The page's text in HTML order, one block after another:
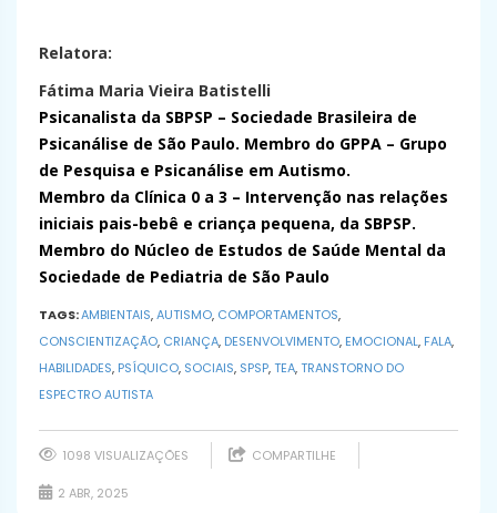
Relatora:
Fátima Maria Vieira Batistelli
Psicanalista da SBPSP – Sociedade Brasileira de
Psicanálise de São Paulo. Membro do GPPA – Grupo
de Pesquisa e Psicanálise em Autismo.
Membro da Clínica 0 a 3 – Intervenção nas relações
iniciais pais-bebê e criança pequena, da SBPSP.
Membro do Núcleo de Estudos de Saúde Mental da
Sociedade de Pediatria de São Paulo
TAGS:AMBIENTAIS,AUTISMO, COMPORTAMENTOS,
CONSCIENTIZAÇÃO, CRIANÇA, DESENVOLVIMENTO, EMOCIONAL, FALA,
HABILIDADES, PSÍQUICO, SOCIAIS, SPSP,TEA,TRANSTORNO DO
ESPECTRO AUTISTA
1098 VISUALIZAÇÕES COMPARTILHE
2 ABR, 2025